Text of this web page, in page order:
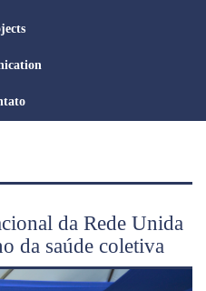
da Rede Unida
da saúde coletiva